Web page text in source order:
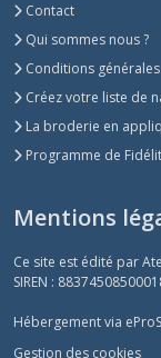
Contact
Qui sommes nous ?
Conditions
Créez votre liste de
La broderie en
Programme de
Mentions
Ce site est édité par
SIREN :
Hébergement via
Gestion des cookies